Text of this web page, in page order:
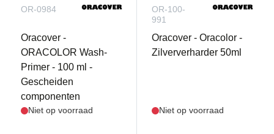
OR-0984
Oracover -
ORACOLOR Wash-
Primer - 100 ml -
Gescheiden
componenten
Niet op voorraad
OR-100-
991
Oracover - Oracolor -
Zilververharder 50ml
Niet op voorraad